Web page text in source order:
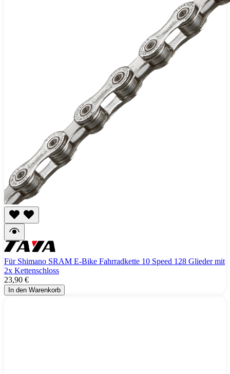
Für Shimano SRAM E-Bike Fahrradkette 10 Speed 128 Glieder mit
2x Kettenschloss
23,90 €
In den Warenkorb